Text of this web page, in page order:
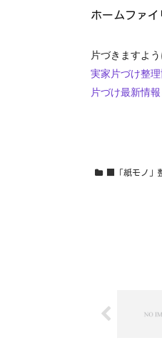
ホームファイ
片づきますよう
実家片づけ整
片づけ最新情
■「紙モノ」